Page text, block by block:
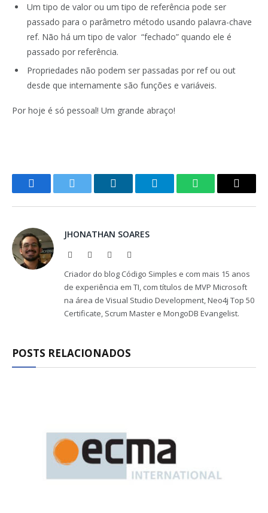
Um tipo de valor ou um tipo de referência pode ser
passado para o parâmetro método usando palavra-chave
ref. Não há um tipo de valor “fechado” quando ele é
passado por referência.
Propriedades não podem ser passadas por ref ou out
desde que internamente são funções e variáveis.
Por hoje é só pessoal! Um grande abraço!
FacebookTwitter LinkedInTelegramWhatsAppCopy
JHONATHAN SOARES
Website Facebook
Criador do blog Código Simples e com mais 15 anos
de experiência em TI, com títulos de MVP Microsoft
na área de Visual Studio Development, Neo4j Top 50
Certificate, Scrum Master e MongoDB Evangelist.
POSTS RELACIONADOS